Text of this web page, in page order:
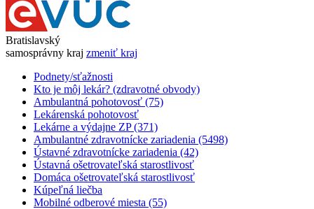
Bratislavský
samosprávny kraj zmeniť kraj
Podnety/sťažnosti
Kto je môj lekár? (zdravotné obvody)
Ambulantná pohotovosť (75)
Lekárenská pohotovosť
Lekárne a výdajne ZP (371)
Ambulantné zdravotnícke zariadenia (5498)
Ústavné zdravotnícke zariadenia (42)
Ústavná ošetrovateľská starostlivosť
Domáca ošetrovateľská starostlivosť
Kúpeľná liečba
Mobilné odberové miesta (55)